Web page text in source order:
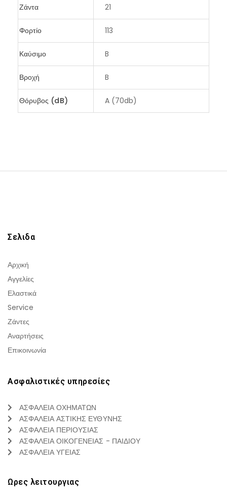
Ζάντα 21
Φορτίο 113
Καύσιμο B
Βροχή B
Θόρυβος (dB) A (70db)
Σελιδα
Αρχική
Αγγελίες
Ελαστικά
Service
Ζάντες
Αναρτήσεις
Επικοινωνία
Ασφαλιστικές υπηρεσίες
ΑΣΦΑΛΕΙΑ ΟΧΗΜΑΤΩΝ
ΑΣΦΑΛΕΙΑ ΑΣΤΙΚΗΣ ΕΥΘΥΝΗΣ
ΑΣΦΑΛΕΙΑ ΠΕΡΙΟΥΣΙΑΣ
ΑΣΦΑΛΕΙΑ ΟΙΚΟΓΕΝΕΙΑΣ - ΠΑΙΔΙΟΥ
ΑΣΦΑΛΕΙΑ ΥΓΕΙΑΣ
Ωρες λειτουργιας